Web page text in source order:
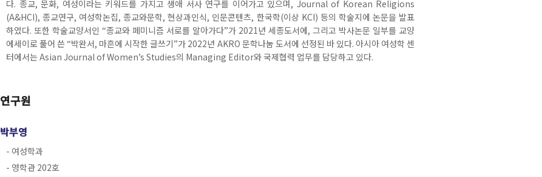
다. 종교, 문화, 여성이라는 키워드를 가지고 생애 서사 연구를 이어가고 있으며, Journal of Korean Religions
(A&HCI), 종교연구, 여성학논집, 종교와문학, 현상과인식, 인문콘텐츠, 한국학(이상 KCI) 등의 학술지에 논문을 발표
하였다. 또한 학술교양서인 “종교와 페미니즘 서로를 알아가다”가 2021년 세종도서에, 그리고 박사논문 일부를 교양
에세이로 풀어 쓴 “박완서, 마흔에 시작한 글쓰기”가 2022년 AKRO 문학나눔 도서에 선정된 바 있다. 아시아 여성학 센
터에서는 Asian Journal of Women’s Studies의 Managing Editor와 국제협력 업무를 담당하고 있다.
연구원
박부영
- 여성학과
- 영학관 202호